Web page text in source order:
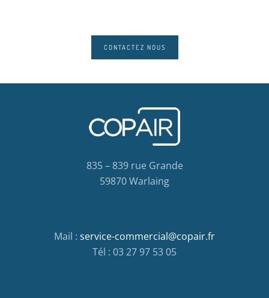
CONTACTEZ NOUS
835 – 839 rue Grande
59870 Warlaing
Mail : service-commercial@copair.fr
Tél : 03 27 97 53 05